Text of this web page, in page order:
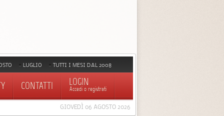
LUGLIO TUTTI I MESI DAL 2008
CONTATTI LOGIN
Accedi o registrati
GIOVEDÌ 06 AGOSTO 2026